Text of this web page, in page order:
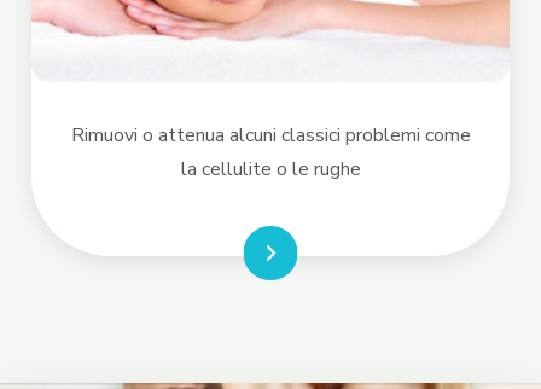
Rimuovi o attenua alcuni classici problemi come
la cellulite o le rughe
LEGGI DI PIÙ